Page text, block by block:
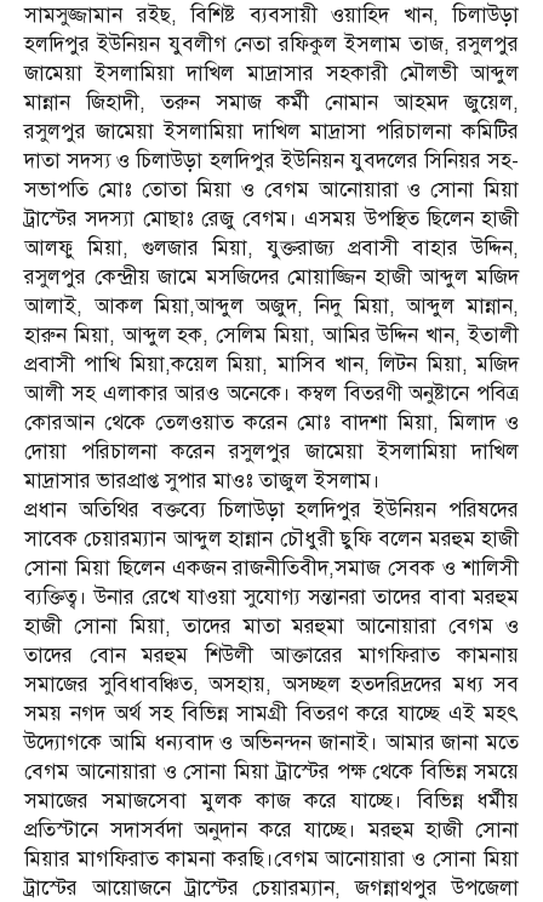
সামসুজ্জামান রইছ, বিশিষ্ট ব্যবসায়ী ওয়াহিদ খান, চিলাউড়া
হলদিপুর ইউনিয়ন যুবলীগ নেতা রফিকুল ইসলাম তাজ, রসুলপুর
জামেয়া ইসলামিয়া দাখিল মাদ্রাসার সহকারী মৌলভী আব্দুল
মান্নান জিহাদী, তরুন সমাজ কর্মী নোমান আহমদ জুয়েল,
রসুলপুর জামেয়া ইসলামিয়া দাখিল মাদ্রাসা পরিচালনা কমিটির
দাতা সদস্য ও চিলাউড়া হলদিপুর ইউনিয়ন যুবদলের সিনিয়র সহ-
সভাপতি মোঃ তোতা মিয়া ও বেগম আনোয়ারা ও সোনা মিয়া
ট্রাস্টের সদস্যা মোছাঃ রেজু বেগম। এসময় উপস্থিত ছিলেন হাজী
আলফু মিয়া, গুলজার মিয়া, যুক্তরাজ্য প্রবাসী বাহার উদ্দিন,
রসুলপুর কেন্দ্রীয় জামে মসজিদের মোয়াজ্জিন হাজী আব্দুল মজিদ
আলাই, আকল মিয়া,আব্দুল অজুদ, নিদু মিয়া, আব্দুল মান্নান,
হারুন মিয়া, আব্দুল হক, সেলিম মিয়া, আমির উদ্দিন খান, ইতালী
প্রবাসী পাখি মিয়া,কয়েল মিয়া, মাসিব খান, লিটন মিয়া, মজিদ
আলী সহ এলাকার আরও অনেকে। কম্বল বিতরণী অনুষ্টানে পবিত্র
কোরআন থেকে তেলওয়াত করেন মোঃ বাদশা মিয়া, মিলাদ ও
দোয়া পরিচালনা করেন রসুলপুর জামেয়া ইসলামিয়া দাখিল
মাদ্রাসার ভারপ্রাপ্ত সুপার মাওঃ তাজুল ইসলাম।
প্রধান অতিথির বক্তব্যে চিলাউড়া হলদিপুর ইউনিয়ন পরিষদের
সাবেক চেয়ারম্যান আব্দুল হান্নান চৌধুরী ছুফি বলেন মরহুম হাজী
সোনা মিয়া ছিলেন একজন রাজনীতিবীদ,সমাজ সেবক ও শালিসী
ব্যক্তিত্ব। উনার রেখে যাওয়া সুযোগ্য সন্তানরা তাদের বাবা মরহুম
হাজী সোনা মিয়া, তাদের মাতা মরহুমা আনোয়ারা বেগম ও
তাদের বোন মরহুম শিউলী আক্তারের মাগফিরাত কামনায়
সমাজের সুবিধাবঞ্চিত, অসহায়, অসচ্ছল হতদরিদ্রদের মধ্য সব
সময় নগদ অর্থ সহ বিভিন্ন সামগ্রী বিতরণ করে যাচ্ছে এই মহৎ
উদ্যোগকে আমি ধন্যবাদ ও অভিনন্দন জানাই। আমার জানা মতে
বেগম আনোয়ারা ও সোনা মিয়া ট্রাস্টের পক্ষ থেকে বিভিন্ন সময়ে
সমাজের সমাজসেবা মুলক কাজ করে যাচ্ছে। বিভিন্ন ধর্মীয়
প্রতিস্টানে সদাসর্বদা অনুদান করে যাচ্ছে। মরহুম হাজী সোনা
মিয়ার মাগফিরাত কামনা করছি।বেগম আনোয়ারা ও সোনা মিয়া
ট্রাস্টের আয়োজনে ট্রাস্টের চেয়ারম্যান, জগন্নাথপুর উপজেলা